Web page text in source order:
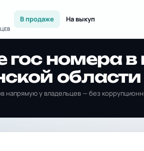
В продаже На выкуп
гос номера
области
напрямую у владельцев — без